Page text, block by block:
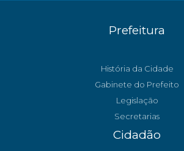
Prefeitura
História da Cidade
Gabinete do Prefeito
Legislação
Secretarias
Cidadão